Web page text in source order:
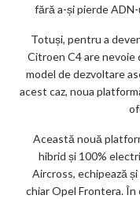
fără a-și pierde ADN-
Totuși, pentru a
Citroen C4 are nevoie
model de dezvoltare
acest caz, noua
Această nouă
hibrid și 100%
Aircross, echipează
chiar Opel Frontera.